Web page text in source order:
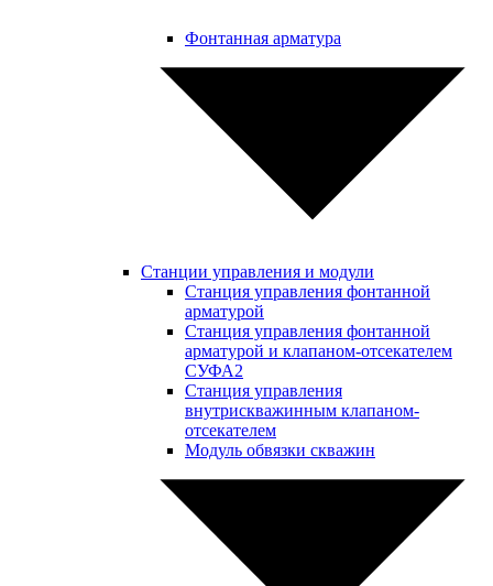
Фонтанная арматура
Станции управления и модули
Станция управления фонтанной
арматурой
Станция управления фонтанной
арматурой и клапаном-отсекателем
СУФА2
Станция управления
внутрискважинным клапаном-
отсекателем
Модуль обвязки скважин